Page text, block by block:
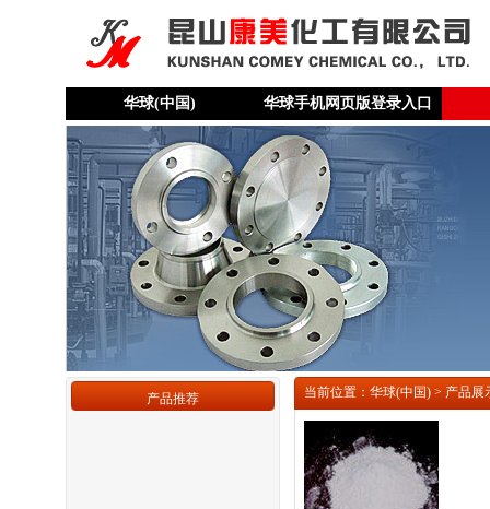
华球(中国) 华球手机网页版登录入口
产品推荐 当前位置：华球(中国) > 产品展